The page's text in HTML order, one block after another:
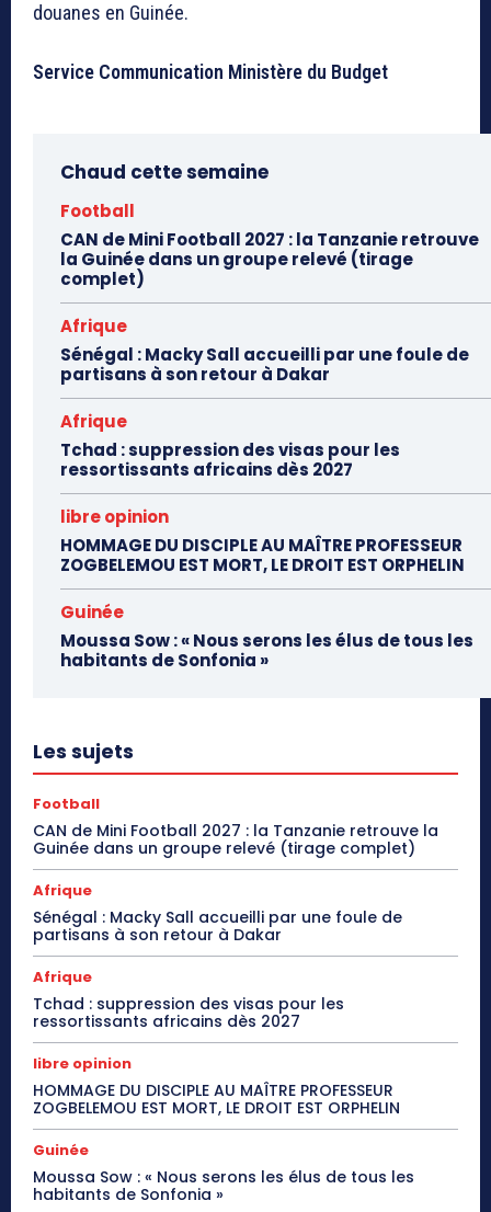
douanes en Guinée.
Service Communication Ministère du Budget
Chaud cette semaine
Football
CAN de Mini Football 2027 : la Tanzanie retrouve
la Guinée dans un groupe relevé (tirage
complet)
Afrique
Sénégal : Macky Sall accueilli par une foule de
partisans à son retour à Dakar
Afrique
Tchad : suppression des visas pour les
ressortissants africains dès 2027
libre opinion
HOMMAGE DU DISCIPLE AU MAÎTRE PROFESSEUR
ZOGBELEMOU EST MORT, LE DROIT EST ORPHELIN
Guinée
Moussa Sow : « Nous serons les élus de tous les
habitants de Sonfonia »
Les sujets
Football
CAN de Mini Football 2027 : la Tanzanie retrouve la
Guinée dans un groupe relevé (tirage complet)
Afrique
Sénégal : Macky Sall accueilli par une foule de
partisans à son retour à Dakar
Afrique
Tchad : suppression des visas pour les
ressortissants africains dès 2027
libre opinion
HOMMAGE DU DISCIPLE AU MAÎTRE PROFESSEUR
ZOGBELEMOU EST MORT, LE DROIT EST ORPHELIN
Guinée
Moussa Sow : « Nous serons les élus de tous les
habitants de Sonfonia »